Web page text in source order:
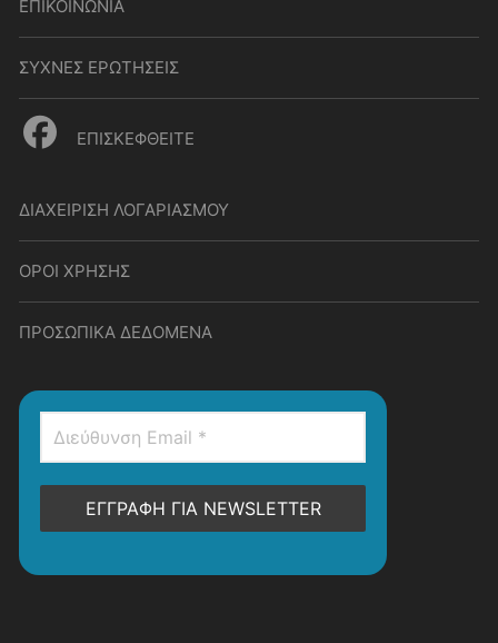
ΕΠΙΚΟΙΝΩΝΙΑ
ΣΥΧΝΕΣ ΕΡΩΤΗΣΕΙΣ
ΕΠΙΣΚΕΦΘΕΙΤΕ
ΔΙΑΧΕΙΡΙΣΗ ΛΟΓΑΡΙΑΣΜΟΥ
ΟΡΟΙ ΧΡΗΣΗΣ
ΠΡΟΣΩΠΙΚΑ ΔΕΔΟΜΕΝΑ